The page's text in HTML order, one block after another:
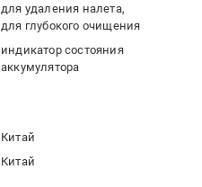
для удаления налета
для глубокого очищения
индикатор состояния
аккумулятора
Китай
Китай